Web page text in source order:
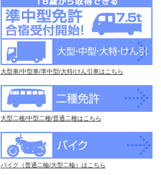
大型車/中型車/準中型/大特/けん引車はこちら
大型二種/中型二種/普通二種はこちら
バイク（普通二輪/大型二輪）はこちら